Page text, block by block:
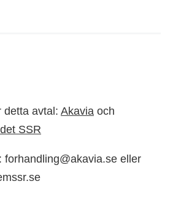
detta avtal: Akavia och
SSR
forhandling@akavia.se eller